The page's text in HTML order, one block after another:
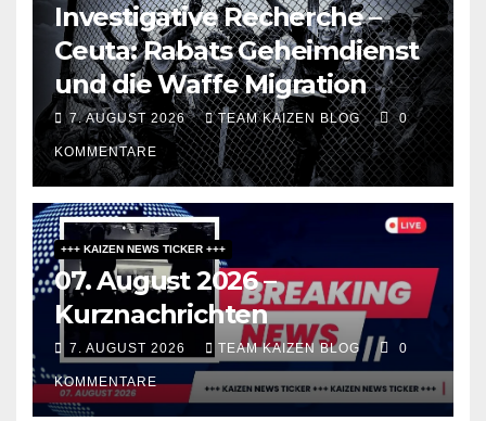
Investigative Recherche –
Ceuta: Rabats Geheimdienst
und die Waffe Migration
7. AUGUST 2026 TEAM KAIZEN BLOG 0
KOMMENTARE
+++ KAIZEN NEWS TICKER +++
07. August 2026 –
Kurznachrichten
7. AUGUST 2026 TEAM KAIZEN BLOG 0
KOMMENTARE
DARK AMERICA